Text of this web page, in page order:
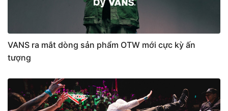
VANS ra mắt dòng sản phẩm OTW mới cực kỳ ấn
tượng